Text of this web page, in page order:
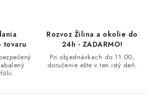
tovaru
Rozvoz Žilina a okolie do
24h - ZADARMO!
Pri objednávkach do 11.00,
doručenie ešte v ten istý deň.